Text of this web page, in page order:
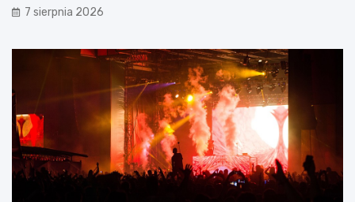
7 sierpnia 2026